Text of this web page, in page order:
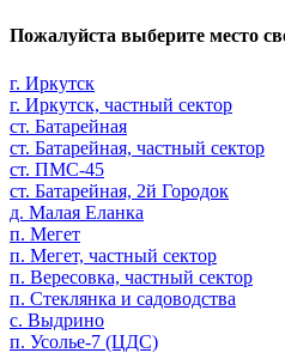
Пожалуйста выберите место
г. Иркутск
г. Иркутск, частный сектор
ст. Батарейная
ст. Батарейная, частный сектор
ст. ПМС-45
ст. Батарейная, 2й Городок
д. Малая Еланка
п. Мегет
п. Мегет, частный сектор
п. Вересовка, частный сектор
п. Стеклянка и садоводства
с. Выдрино
п. Усолье-7 (ЦДС)